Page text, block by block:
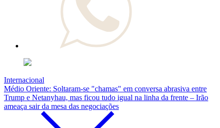
Internacional
Médio Oriente: Soltaram-se "chamas" em conversa abrasiva entre
Trump e Netanyhau, mas ficou tudo igual na linha da frente – Irão
ameaça sair da mesa das negociações